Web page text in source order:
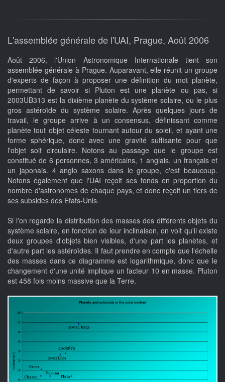
L'assemblée générale de l'UAI, Prague, Août 2006
Août 2006, l'Union Astronomique Internationale tient son
assemblée générale à Prague. Auparavant, elle réunit un groupe
d'experts de façon à proposer une définition du mot planète,
permettant de savoir si Pluton est une planète ou pas, si
2003UB313 est la dixième planète du système solaire, ou le plus
gros astéroïde du système solaire. Après quelques jours de
travail, le groupe arrive à un consensus, définissant comme
planète tout objet céleste tournant autour du soleil, et ayant une
forme sphérique, donc avec une gravité suffisante pour que
l'objet soit circulaire. Notons au passage que le groupe est
constitué de 6 personnes, 3 américains, 1 anglais, un français et
un japonais. 4 anglo saxons dans le groupe, c'est beaucoup.
Notons également que l'UAI reçoit ses fonds en proportion du
nombre d'astronomes de chaque pays, et donc reçoit un tiers de
ses subsides des Etats-Unis.
Si l'on regarde la distribution des masses des différents objets du
système solaire, en fonction de leur inclinaison, on voit qu'il existe
deux groupes d'objets bien visibles, d'une part les planètes, et
d'autre part les astéroïdes. Il faut prendre en compte que l'échelle
des masses dans ce diagramme est logarithmique, donc que le
changement d'une unité implique un facteur 10 en masse. Pluton
est 458 fois moins massive que la Terre.